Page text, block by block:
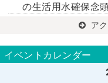
の生活用水確保念
ア
イベントカレンダー